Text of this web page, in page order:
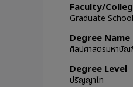
Faculty/
Graduate
Degree Name
ศิลปศาสตรมหาบั
Degree Level
ปริญญาโท